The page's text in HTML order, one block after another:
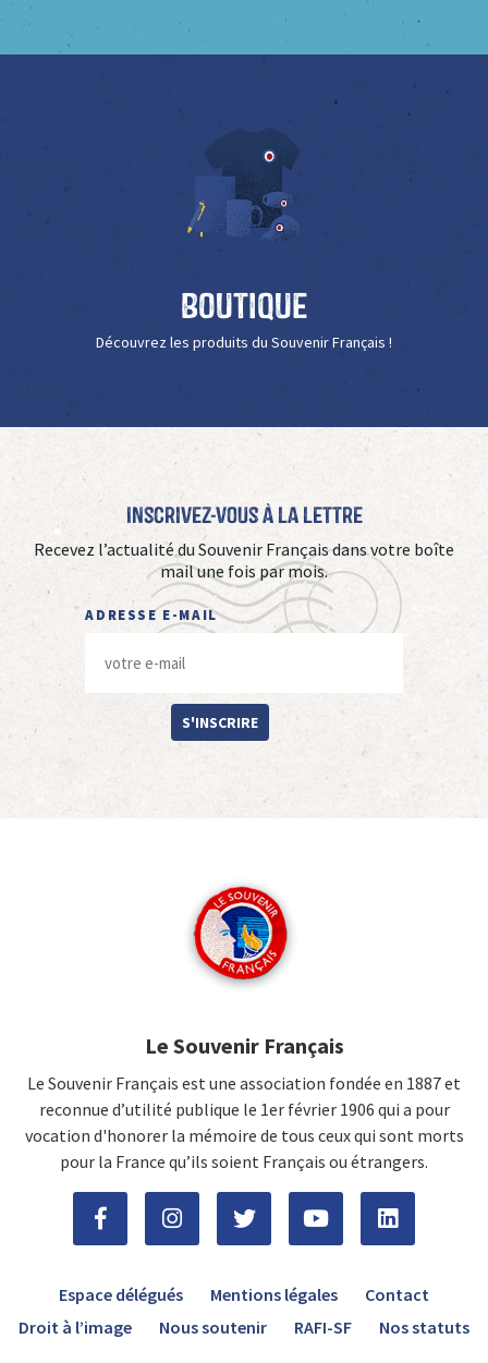
Boutique
Découvrez les produits du Souvenir Français !
Inscrivez-vous à La Lettre
Recevez l’actualité du Souvenir Français dans votre boîte
mail une fois par mois.
ADRESSE E-MAIL
S'INSCRIRE
Le Souvenir Français
Le Souvenir Français est une association fondée en 1887 et
reconnue d’utilité publique le 1er février 1906 qui a pour
vocation d'honorer la mémoire de tous ceux qui sont morts
pour la France qu’ils soient Français ou étrangers.
Espace délégués Mentions légales
Contact
Droit à l’image
Nous soutenir RAFI-SF Nos statuts